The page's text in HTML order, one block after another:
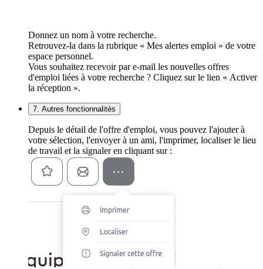
Donnez un nom à votre recherche.
Retrouvez-la dans la rubrique « Mes alertes emploi » de votre
espace personnel.
Vous souhaitez recevoir par e-mail les nouvelles offres
d'emploi liées à votre recherche ? Cliquez sur le lien « Activer
la réception ».
7. Autres fonctionnalités
Depuis le détail de l'offre d'emploi, vous pouvez l'ajouter à
votre sélection, l'envoyer à un ami, l'imprimer, localiser le lieu
de travail et la signaler en cliquant sur :